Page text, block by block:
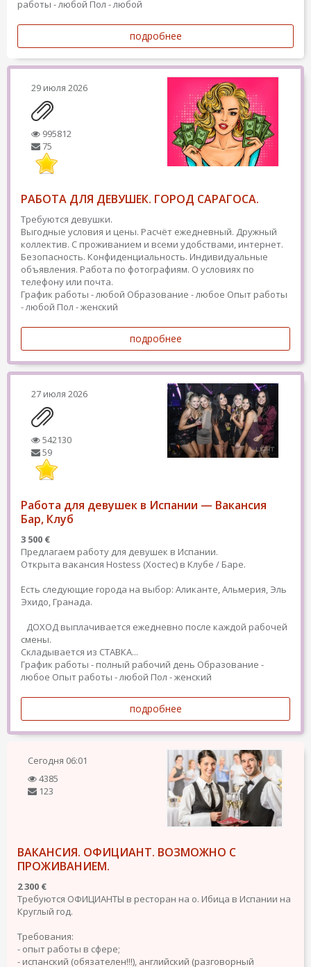
работы - любой Пол - любой
подробнее
29 июля 2026
995812
75
РАБОТА ДЛЯ ДЕВУШЕК. ГОРОД САРАГОСА.
Требуются девушки.
Выгодные условия и цены. Расчёт ежедневный. Дружный
коллектив. С проживанием и всеми удобствами, интернет.
Безопасность. Конфиденциальность. Индивидуальные
объявления. Работа по фотографиям. О условиях по
телефону или почта.
График работы - любой Образование - любое Опыт работы
- любой Пол - женский
подробнее
27 июля 2026
542130
59
Работа для девушек в Испании — Вакансия
Бар, Клуб
3 500 €
Предлагаем работу для девушек в Испании.
Открыта вакансия Hostess (Хостес) в Клубе / Баре.
Есть следующие города на выбор: Аликанте, Альмерия, Эль
Эхидо, Гранада.
ДОХОД выплачивается ежедневно после каждой рабочей
смены.
Складывается из СТАВКА...
График работы - полный рабочий день Образование -
любое Опыт работы - любой Пол - женский
подробнее
Сегодня 06:01
4385
123
ВАКАНСИЯ. ОФИЦИАНТ. ВОЗМОЖНО С
ПРОЖИВАНИЕМ.
2 300 €
Требуются ОФИЦИАНТЫ в ресторан на о. Ибица в Испании на
Круглый год.
Требования:
- опыт работы в сфере;
- испанский (обязателен!!!), английский (разговорный